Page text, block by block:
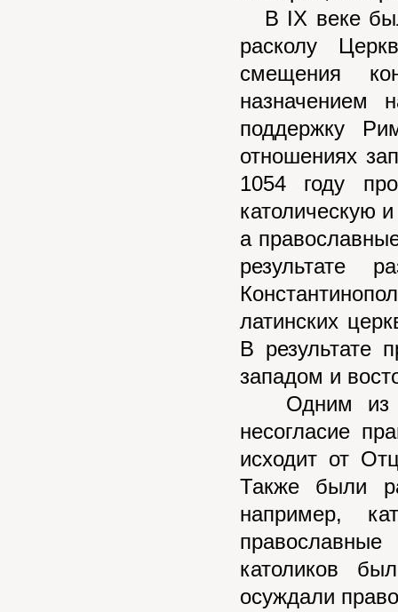
В IX веке был
расколу
смещения
назначением
поддержку
отношениях
1054 году
католическую
а
результате
латинских
В результате
западом и
Одним из
несогласие
исходит от
Также были
например,
католиков
осуждали